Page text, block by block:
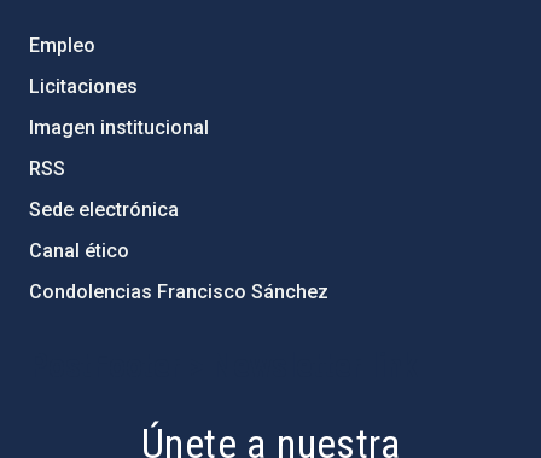
Empleo
Licitaciones
Imagen institucional
RSS
Sede electrónica
Canal ético
Condolencias Francisco Sánchez
Únete a nuestra